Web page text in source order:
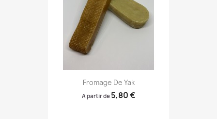
Fromage De Yak
A partir de 5,80 €